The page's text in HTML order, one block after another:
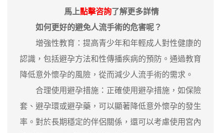
馬上點擊咨詢了解更多詳情
如何更好的避免人流手術的危害呢？
增強性教育：提高青少年和年輕成人對性健康的
認識，包括避孕方法和性傳播疾病的預防。通過教育
降低意外懷孕的風險，從而減少人流手術的需求。
合理使用避孕措施：正確使用避孕措施，如保險
套、避孕環或避孕藥，可以顯著降低意外懷孕的發生
率。對於長期穩定的伴侶關係，還可以考慮使用宮內